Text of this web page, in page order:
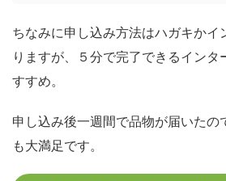
ちなみに申し込み方法はハガキかイ
りますが、５分で完了できるインタ
すすめ。
申し込み後一週間で品物が届いたの
も大満足です。